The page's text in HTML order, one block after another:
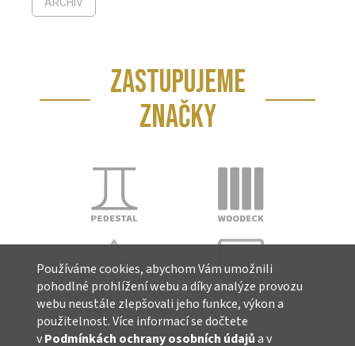
Používáme cookies, abychom Vám umožnili
pohodlné prohlížení webu a díky analýze provozu
webu neustále zlepšovali jeho funkce, výkon a
použitelnost. Více informací se dočtete
vPodmínkách ochrany osobních údajůa v
ZASTUPUJEME
ZNAČKY